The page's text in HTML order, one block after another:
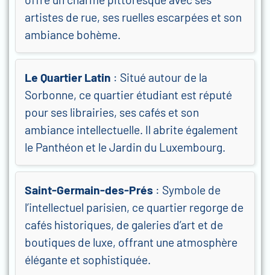
artistes de rue, ses ruelles escarpées et son
ambiance bohème.
Le Quartier Latin : Situé autour de la
Sorbonne, ce quartier étudiant est réputé
pour ses librairies, ses cafés et son
ambiance intellectuelle. Il abrite également
le Panthéon et le Jardin du Luxembourg.
Saint-Germain-des-Prés : Symbole de
l’intellectuel parisien, ce quartier regorge de
cafés historiques, de galeries d’art et de
boutiques de luxe, offrant une atmosphère
élégante et sophistiquée.